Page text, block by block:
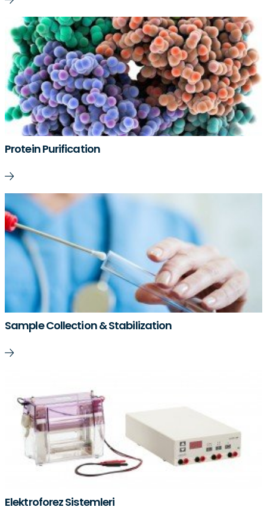
Protein Purification
Sample Collection & Stabilization
Elektroforez Sistemleri